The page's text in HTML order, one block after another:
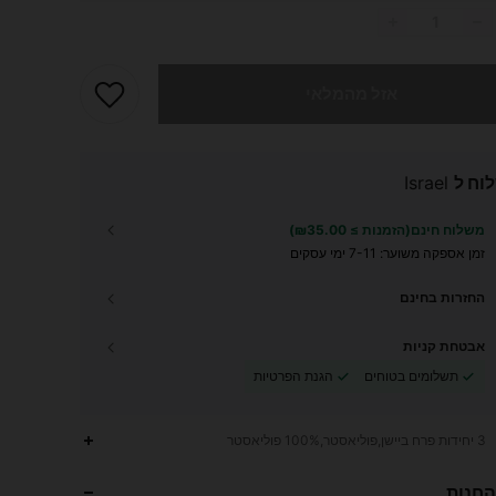
ל Israel
משלוח חינם(הזמנות ≥ ₪35.00)
זמן אספקה ​​משוער: 7-11 ימי עסקים
החזרות בחינם
אבטחת קניות
תשלומים בטוחים
הגנת הפרטיות
3 יחידות פרח ביישן,פוליאסטר,100% פוליאסטר